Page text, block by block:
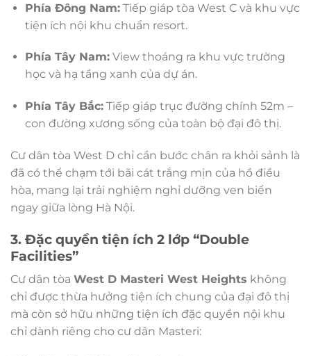
Phía Đông Nam:Tiếp giáp tòa West C và khu vực
tiện ích nội khu chuẩn resort.
Phía Tây Nam:View thoáng ra khu vực trường
học và hạ tầng xanh của dự án.
Phía Tây Bắc:Tiếp giáp trục đường chính 52m –
con đường xương sống của toàn bộ đại đô thị.
Cư dân tòa West D chỉ cần bước chân ra khỏi sảnh là
đã có thể chạm tới bãi cát trắng mịn của hồ điều
hòa, mang lại trải nghiệm nghỉ dưỡng ven biển
ngay giữa lòng Hà Nội.
3. Đặc quyền tiện ích 2 lớp “Double
Facilities”
Cư dân tòa West D Masteri West Heights không
chỉ được thừa hưởng tiện ích chung của đại đô thị
mà còn sở hữu những tiện ích đặc quyền nội khu
chỉ dành riêng cho cư dân Masteri: